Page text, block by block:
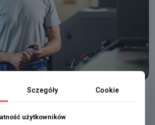
produkcji
Sczegóły Cookie
użytkowników